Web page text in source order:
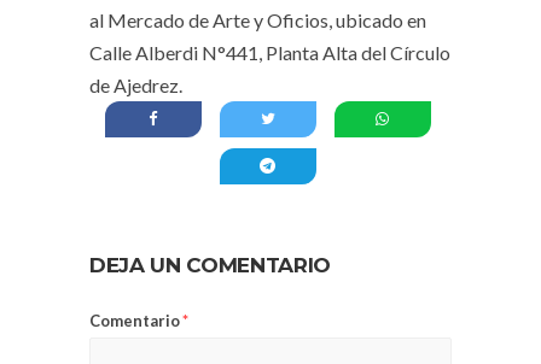
al Mercado de Arte y Oficios, ubicado en
Calle Alberdi N°441, Planta Alta del Círculo
de Ajedrez.
DEJA UN COMENTARIO
Comentario*